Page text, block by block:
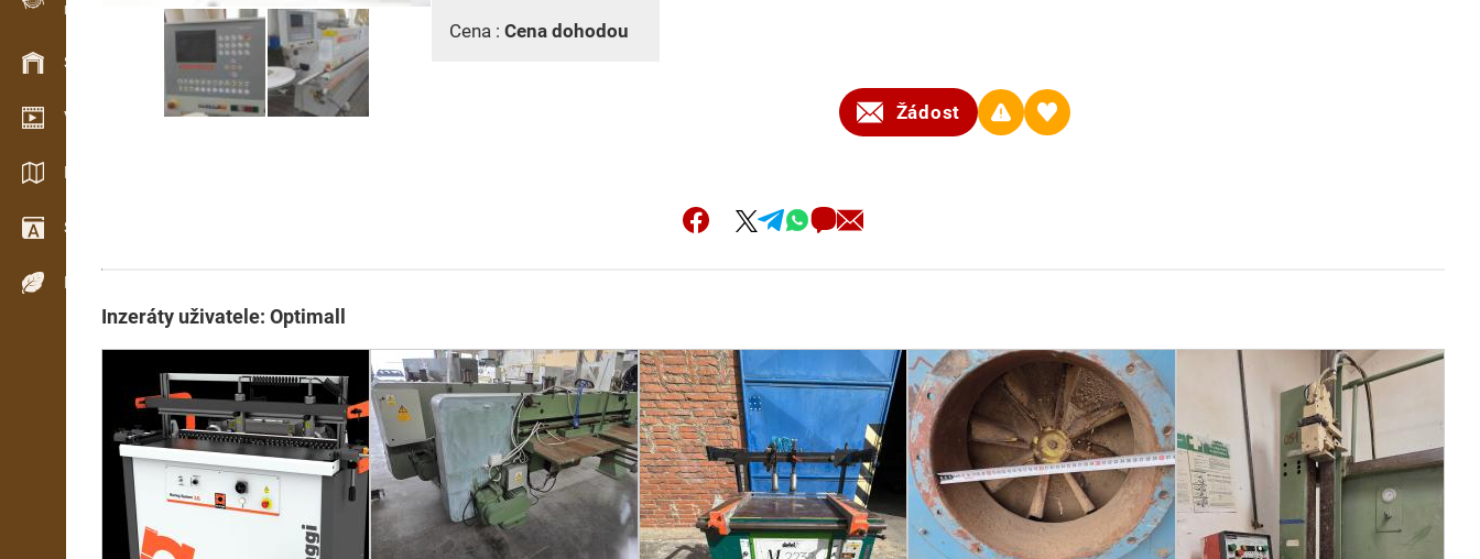
Evidence dřeva v terénu
Skladové hospodářství
Video showroom
Katalogy / Brožury
Slovník
Dřeviny
Cena : Cena dohodou
Žádost
Inzeráty uživatele: Optimall